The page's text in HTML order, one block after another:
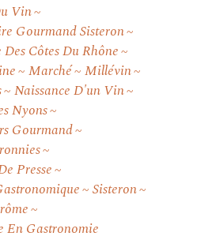
Vin
Gourmand Sisteron
Côtes Du Rhône
Marché
Millévin
Naissance D'un Vin
Nyons
Gourmand
Presse
Sisteron
En Gastronomie